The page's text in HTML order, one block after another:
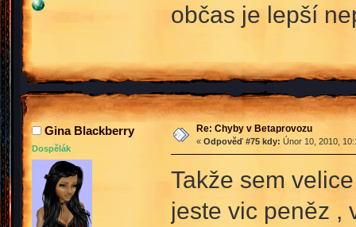
občas je lepší
Gina Blackberry
Dospělák
Re: Chyby v Betaprovozu
« Odpověď #75 kdy: Únor 10, 2010,
Takže sem
jeste vic peněz ,